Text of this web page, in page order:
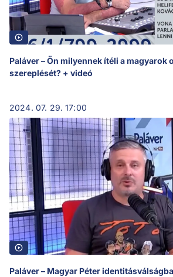
Paláver – Ön milyennek ítéli a magyarok
szereplését? + videó
2024. 07. 29. 17:00
Paláver – Magyar Péter